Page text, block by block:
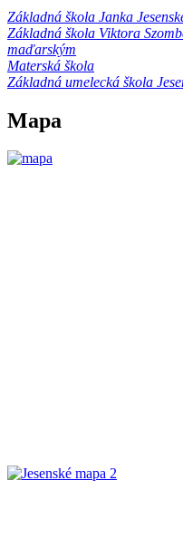
Základná škola Janka
Základná škola Viktora
maďarským
Materská škola
Základná umelecká škola
Mapa